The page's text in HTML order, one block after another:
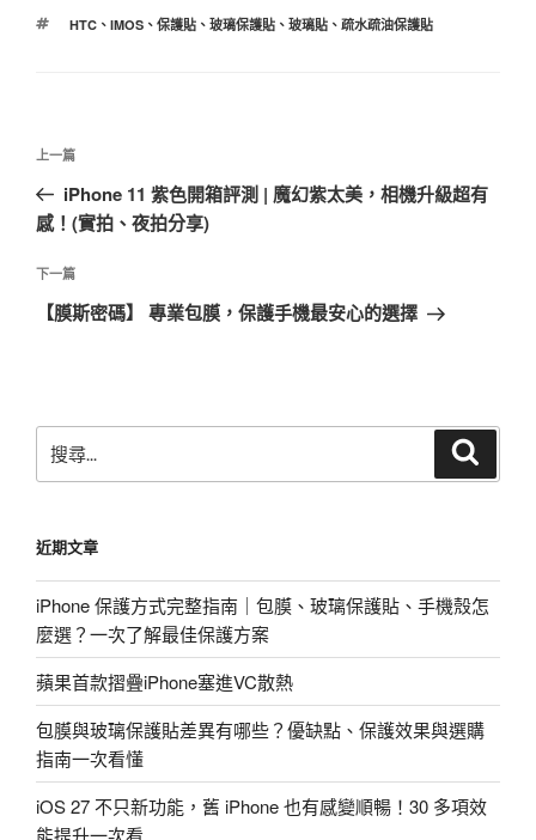
標
HTC、 IMOS、 保護貼、 玻璃保護貼、 玻璃貼、 疏水疏油保護貼
文
導
覽
上
一
篇
章
上一篇
iPhone 11 紫色開箱評測 | 魔幻紫太美，相機升級超有
感！(實拍、夜拍分享)
下
一
下一篇
【膜斯密碼】 專業包膜，保護手機最安心的選擇
尋
字:
近期文章
iPhone 保護方式完整指南｜包膜、玻璃保護貼、手機殼怎
麼選？一次了解最佳保護方案
蘋果首款摺疊iPhone塞進VC散熱
包膜與玻璃保護貼差異有哪些？優缺點、保護效果與選購
指南一次看懂
iOS 27 不只新功能，舊 iPhone 也有感變順暢！30 多項效
能提升一次看